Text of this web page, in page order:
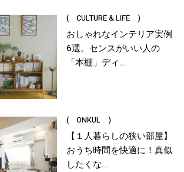
( CULTURE & LIFE )
おしゃれなインテリア実例
6選。センスがいい人の
「本棚」ディ...
( ONKUL )
【１人暮らしの狭い部屋】
おうち時間を快適に！真似
したくな...